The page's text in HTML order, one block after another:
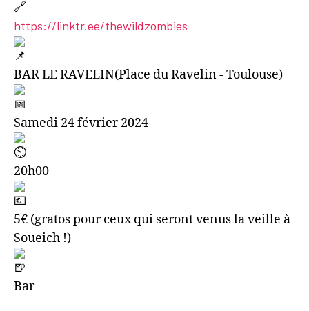
https://linktr.ee/thewildzombies
BAR LE RAVELIN(Place du Ravelin - Toulouse)
Samedi 24 février 2024
20h00
5€ (gratos pour ceux qui seront venus la veille à
Soueich !)
Bar